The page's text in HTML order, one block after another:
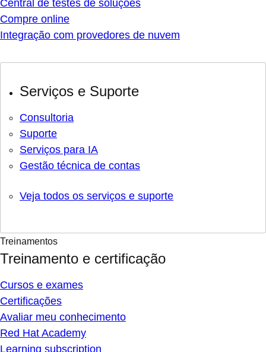
Central de testes de soluções
Compre online
Integração com provedores de nuvem
Serviços e Suporte
Consultoria
Suporte
Serviços para IA
Gestão técnica de contas
Veja todos os serviços e suporte
Treinamentos
Treinamento e certificação
Cursos e exames
Certificações
Avaliar meu conhecimento
Red Hat Academy
Learning subscription